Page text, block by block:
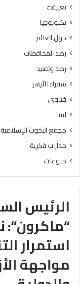
الرئيس
استمرار
مواجهة
تعليقك
تكنولوجيا
حول العالم
رصد المحافظات
رصد وتفنيد
سفراء الأزهر
فتاوى
ليبيا
مجمع البحوث الإسلامية
مدارات فكرية
منوعات